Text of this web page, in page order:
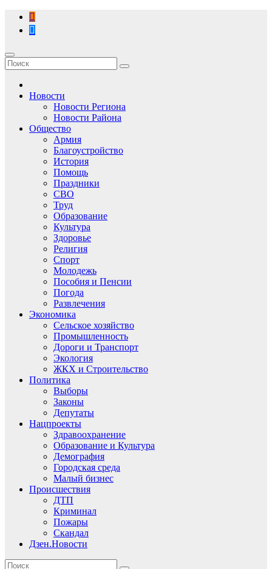
Перейти
содержимому
Новости
Новости Региона
Новости Района
Общество
Армия
Благоустройство
История
Помощь
Праздники
СВО
Труд
Образование
Культура
Здоровье
Религия
Спорт
Молодежь
Пособия и Пенсии
Погода
Развлечения
Экономика
Сельское хозяйство
Промышленность
Дороги и Транспорт
Экология
ЖКХ и Строительство
Политика
Выборы
Законы
Депутаты
Нацпроекты
Здравоохранение
Образование и Культура
Демография
Городская среда
Малый бизнес
Происшествия
ДТП
Криминал
Пожары
Скандал
Дзен.Новости